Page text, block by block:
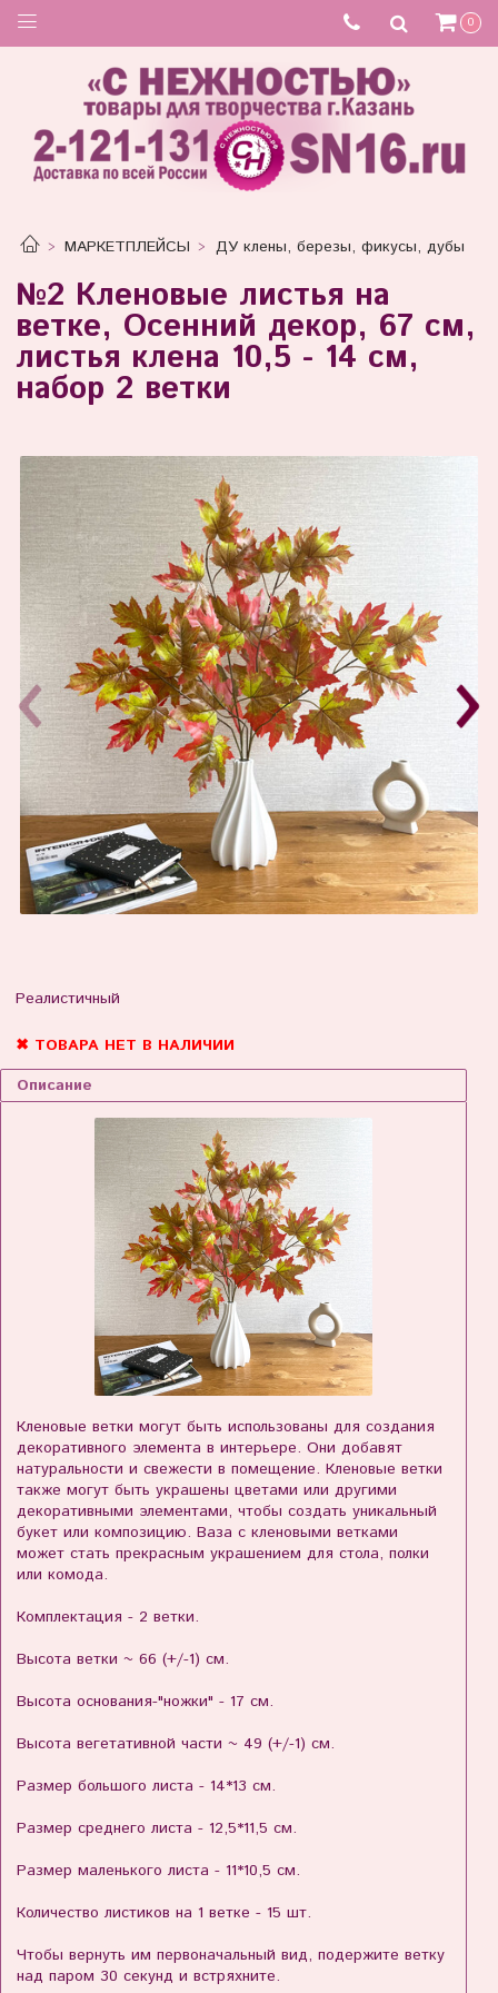
0
МАРКЕТПЛЕЙСЫ ДУ клены, березы, фикусы, дубы
№2 Кленовые листья на
ветке, Осенний декор, 67 см,
листья клена 10,5 - 14 см,
набор 2 ветки
Реалистичный
✖ ТОВАРА НЕТ В НАЛИЧИИ
Описание
Кленовые ветки могут быть использованы для создания
декоративного элемента в интерьере. Они добавят
натуральности и свежести в помещение. Кленовые ветки
также могут быть украшены цветами или другими
декоративными элементами, чтобы создать уникальный
букет или композицию. Ваза с кленовыми ветками
может стать прекрасным украшением для стола, полки
или комода.
Комплектация - 2 ветки.
Высота ветки ~ 66 (+/-1) см.
Высота основания-"ножки" - 17 см.
Высота вегетативной части ~ 49 (+/-1) см.
Размер большого листа - 14*13 см.
Размер среднего листа - 12,5*11,5 см.
Размер маленького листа - 11*10,5 см.
Количество листиков на 1 ветке - 15 шт.
Чтобы вернуть им первоначальный вид, подержите ветку
над паром 30 секунд и встряхните.
Товар отсутствует